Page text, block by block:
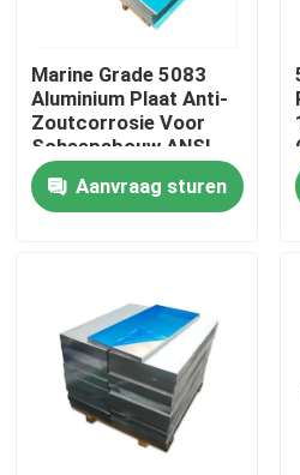
Thuis
video's
Over ons
Marine Grade 5083
Aluminium Plaat Anti-
Zoutcorrosie Voor
Scheepsbouw ANSI
Gecertificeerd
Aanvraag sturen